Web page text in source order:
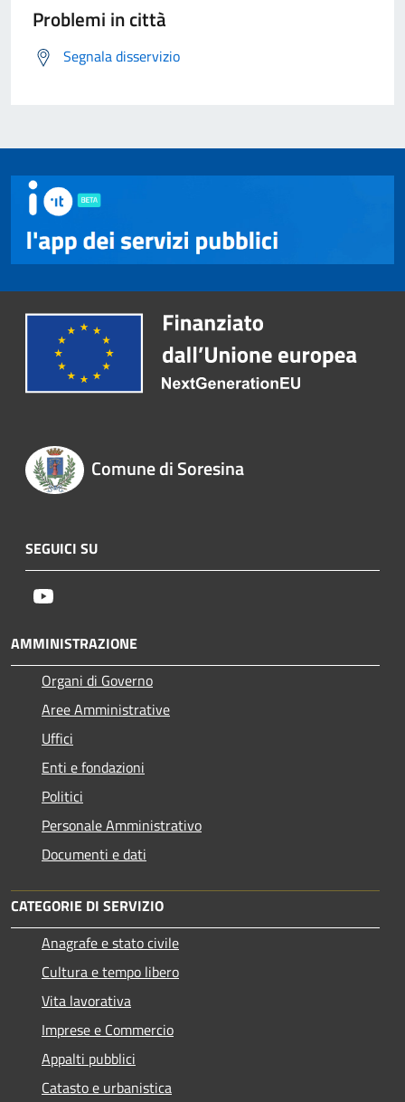
Problemi in città
Segnala disservizio
Comune di Soresina
SEGUICI SU
AMMINISTRAZIONE
Organi di Governo
Aree Amministrative
Uffici
Enti e fondazioni
Politici
Personale Amministrativo
Documenti e dati
CATEGORIE DI SERVIZIO
Anagrafe e stato civile
Cultura e tempo libero
Vita lavorativa
Imprese e Commercio
Appalti pubblici
Catasto e urbanistica